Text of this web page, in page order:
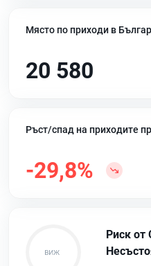
Място по приходи в
20 580
Ръст/спад на приходите
-29,8%
Риск